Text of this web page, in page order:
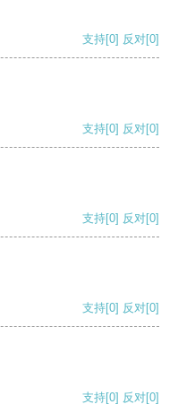
支持[0] 反对[0]
支持[0] 反对[0]
支持[0] 反对[0]
支持[0] 反对[0]
支持[0] 反对[0]